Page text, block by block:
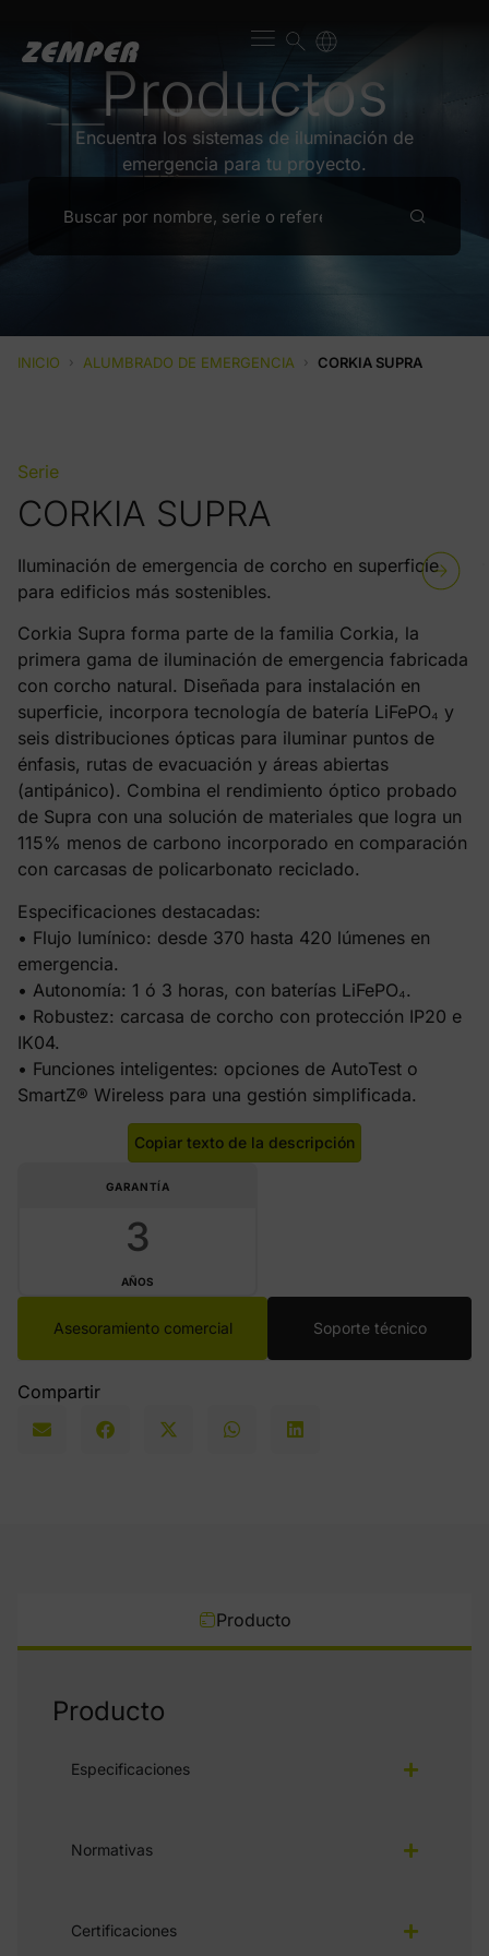
Productos
Encuentra los sistemas de iluminación de
emergencia para tu proyecto.
INICIO › ALUMBRADO DE EMERGENCIA › CORKIA SUPRA
Serie
CORKIA SUPRA
Iluminación de emergencia de corcho en superficie
para edificios más sostenibles.
Corkia Supra forma parte de la familia Corkia, la
primera gama de iluminación de emergencia fabricada
con corcho natural. Diseñada para instalación en
superficie, incorpora tecnología de batería LiFePO₄ y
seis distribuciones ópticas para iluminar puntos de
énfasis, rutas de evacuación y áreas abiertas
(antipánico). Combina el rendimiento óptico probado
de Supra con una solución de materiales que logra un
115% menos de carbono incorporado en comparación
con carcasas de policarbonato reciclado.
Especificaciones destacadas:
• Flujo lumínico: desde 370 hasta 420 lúmenes en
emergencia.
• Autonomía: 1 ó 3 horas, con baterías LiFePO₄.
• Robustez: carcasa de corcho con protección IP20 e
IK04.
• Funciones inteligentes: opciones de AutoTest o
SmartZ® Wireless para una gestión simplificada.
Copiar texto de la descripción
GARANTÍA
3
AÑOS
Asesoramiento comercial Soporte técnico
Compartir
Producto
Producto
Especificaciones
Normativas
Certificaciones